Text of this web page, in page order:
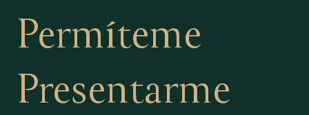
Permíteme
Presentarme